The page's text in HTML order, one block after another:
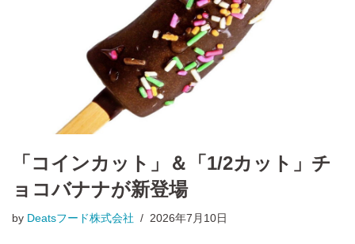
「コインカット」＆「1/2カット」チ
ョコバナナが新登場
by Deatsフード株式会社 2026年7月10日